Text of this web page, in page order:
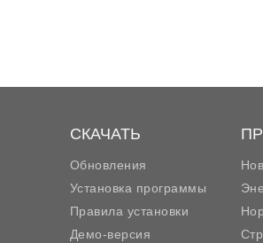
СКАЧАТЬ
Обновления
Установка программы
Правила установки
Демо-версия